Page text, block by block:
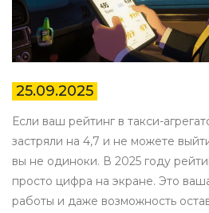
25.09.2025
Если ваш рейтинг в такси-
застряли на 4,7 и не можете
вы не одиноки. В 2025 году
просто цифра на экране. Это
работы и даже возможность